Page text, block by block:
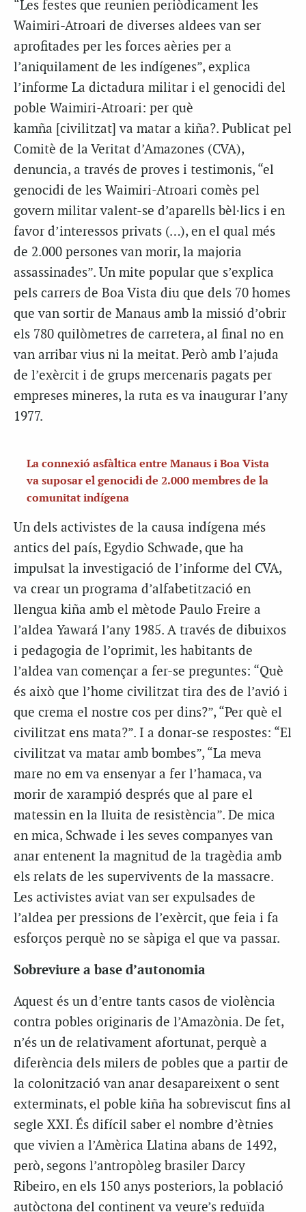
“Les festes que reunien periòdicament les
Waimiri-Atroari de diverses aldees van ser
aprofitades per les forces aèries per a
l’aniquilament de les indígenes”, explica
l’informe La dictadura militar i el genocidi del
poble Waimiri-Atroari: per què
kamña [civilitzat] va matar a kiña?. Publicat pel
Comitè de la Veritat d’Amazones (CVA),
denuncia, a través de proves i testimonis, “el
genocidi de les Waimiri-Atroari comès pel
govern militar valent-se d’aparells bèl·lics i en
favor d’interessos privats (…), en el qual més
de 2.000 persones van morir, la majoria
assassinades”. Un mite popular que s’explica
pels carrers de Boa Vista diu que dels 70 homes
que van sortir de Manaus amb la missió d’obrir
els 780 quilòmetres de carretera, al final no en
van arribar vius ni la meitat. Però amb l’ajuda
de l’exèrcit i de grups mercenaris pagats per
empreses mineres, la ruta es va inaugurar l’any
1977.
La connexió asfàltica entre Manaus i Boa Vista
va suposar el genocidi de 2.000 membres de la
comunitat indígena
Un dels activistes de la causa indígena més
antics del país, Egydio Schwade, que ha
impulsat la investigació de l’informe del CVA,
va crear un programa d’alfabetització en
llengua kiña amb el mètode Paulo Freire a
l’aldea Yawará l’any 1985. A través de dibuixos
i pedagogia de l’oprimit, les habitants de
l’aldea van començar a fer-se preguntes: “Què
és això que l’home civilitzat tira des de l’avió i
que crema el nostre cos per dins?”, “Per què el
civilitzat ens mata?”. I a donar-se respostes: “El
civilitzat va matar amb bombes”, “La meva
mare no em va ensenyar a fer l’hamaca, va
morir de xarampió després que al pare el
matessin en la lluita de resistència”. De mica
en mica, Schwade i les seves companyes van
anar entenent la magnitud de la tragèdia amb
els relats de les supervivents de la massacre.
Les activistes aviat van ser expulsades de
l’aldea per pressions de l’exèrcit, que feia i fa
esforços perquè no se sàpiga el que va passar.
Sobreviure a base d’autonomia
Aquest és un d’entre tants casos de violència
contra pobles originaris de l’Amazònia. De fet,
n’és un de relativament afortunat, perquè a
diferència dels milers de pobles que a partir de
la colonització van anar desapareixent o sent
exterminats, el poble kiña ha sobreviscut fins al
segle XXI. És difícil saber el nombre d’ètnies
que vivien a l’Amèrica Llatina abans de 1492,
però, segons l’antropòleg brasiler Darcy
Ribeiro, en els 150 anys posteriors, la població
autòctona del continent va veure’s reduïda